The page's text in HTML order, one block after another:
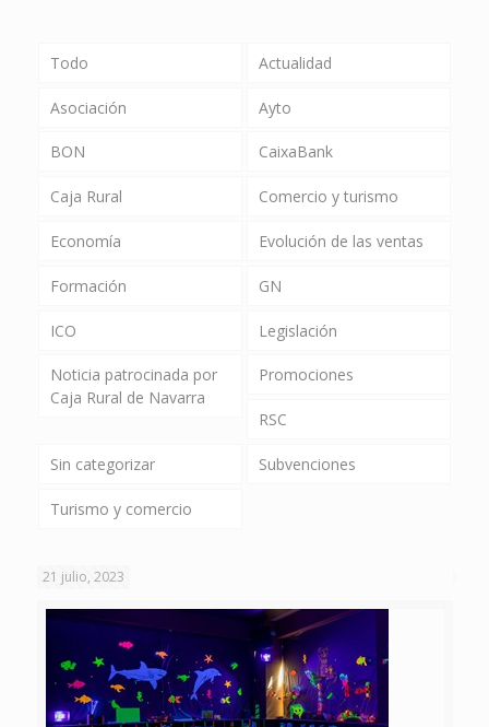
Todo Actualidad
Asociación Ayto
BON CaixaBank
Caja Rural Comercio y turismo
Economía Evolución de las ventas
Formación GN
ICO Legislación
Noticia patrocinada por
Caja Rural de Navarra
Promociones
RSC
Sin categorizar Subvenciones
Turismo y comercio
21 julio, 2023